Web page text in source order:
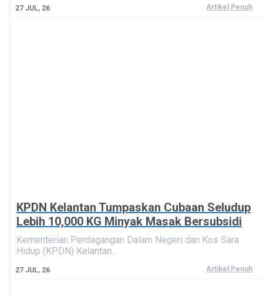
27 JUL, 26 Artikel Penuh
KPDN Kelantan Tumpaskan Cubaan Seludup
Lebih 10,000 KG Minyak Masak Bersubsidi
27 JUL, 26
Kementerian Perdagangan Dalam Negeri dan Kos Sara
Hidup (KPDN) Kelantan…
Artikel Penuh